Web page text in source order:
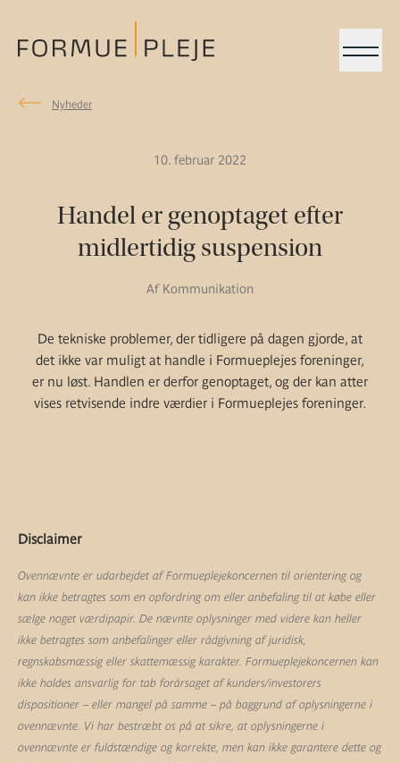
Menu
Nyheder
10. februar 2022
Handel er genoptaget efter
midlertidig suspension
Af Kommunikation
De tekniske problemer, der tidligere på dagen gjorde, at
det ikke var muligt at handle i Formueplejes foreninger,
er nu løst. Handlen er derfor genoptaget, og der kan atter
vises retvisende indre værdier i Formueplejes foreninger.
Disclaimer
Ovennævnte er udarbejdet af Formueplejekoncernen til orientering og
kan ikke betragtes som en opfordring om eller anbefaling til at købe eller
sælge noget værdipapir. De nævnte oplysninger med videre kan heller
ikke betragtes som anbefalinger eller rådgivning af juridisk,
regnskabsmæssig eller skattemæssig karakter. Formueplejekoncernen kan
ikke holdes ansvarlig for tab forårsaget af kunders/investorers
dispositioner – eller mangel på samme – på baggrund af oplysningerne i
ovennævnte. Vi har bestræbt os på at sikre, at oplysningerne i
ovennævnte er fuldstændige og korrekte, men kan ikke garantere dette og